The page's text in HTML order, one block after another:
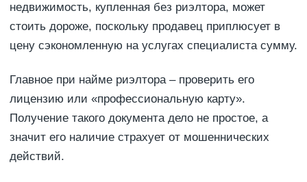
недвижимость, купленная без риэлтора, может
стоить дороже, поскольку продавец приплюсует в
цену сэкономленную на услугах специалиста сумму.
Главное при найме риэлтора – проверить его
лицензию или «профессиональную карту».
Получение такого документа дело не простое, а
значит его наличие страхует от мошеннических
действий.